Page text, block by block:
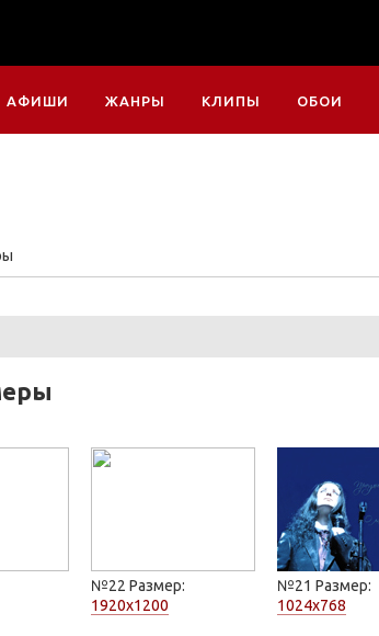
АФИШИ ЖАНРЫ КЛИПЫ ОБОИ
№22 Размер:
1920x1200
№21 Размер:
1024x768